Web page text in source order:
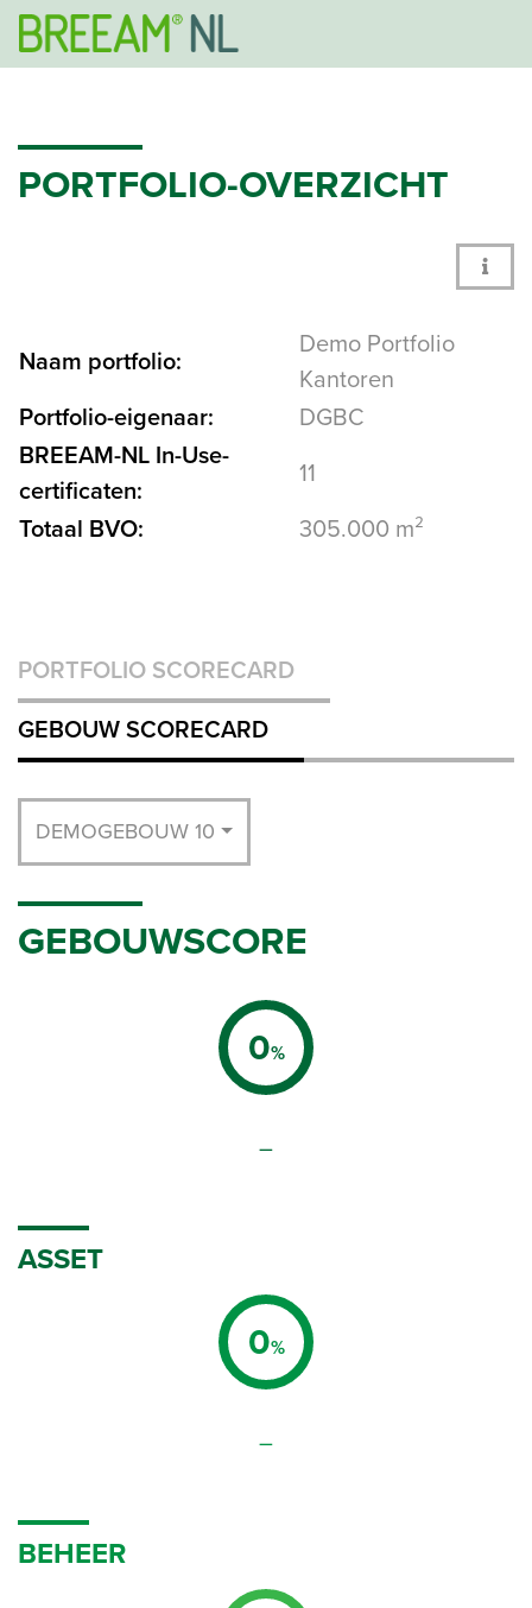
PORTFOLIO-OVERZICHT
Naam portfolio:
Demo Portfolio
Kantoren
Portfolio-eigenaar:
DGBC
BREEAM-NL In-Use-
certificaten:
11
Totaal BVO:
305.000 m²
PORTFOLIO SCORECARD
GEBOUW SCORECARD
DEMOGEBOUW 10
GEBOUWSCORE
0%
–
ASSET
0%
–
BEHEER